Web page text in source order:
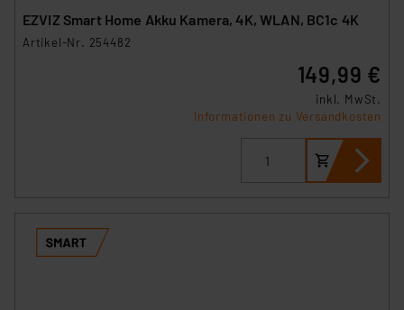
EZVIZ Smart Home Akku Kamera, 4K, WLAN, BC1c 4K
Artikel-Nr. 254482
149,99 €
inkl. MwSt.
Informationen zu Versandkosten